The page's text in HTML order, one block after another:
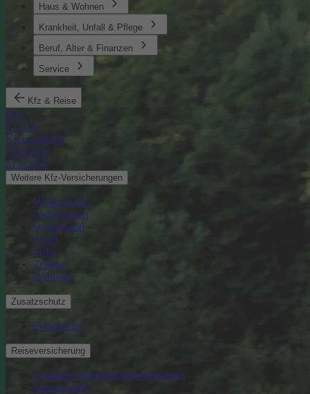
Haus & Wohnen
Krankheit, Unfall & Pflege
Beruf, Alter & Finanzen
Service
Kfz & Reise
Pkw
E-Auto
Kleinkraftrad
Anhänger
Motorrad
Weitere Kfz-Versicherungen
Wohnwagen
Lieferwagen
Wohnmobil
Quad
Trike
Traktor
Oldtimer
Zusatzschutz
Schutzbrief
Reiseversicherung
Auslandsreisekrankenversicherung
Reisegepäck